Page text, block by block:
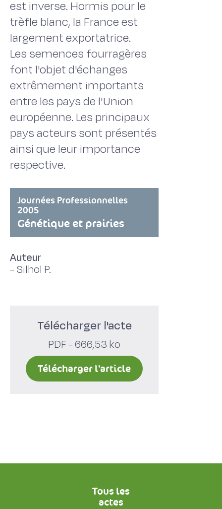
est inverse. Hormis pour le
trèfle blanc, la France est
largement exportatrice.
Les semences fourragères
font l'objet d'échanges
extrêmement importants
entre les pays de l'Union
européenne. Les principaux
pays acteurs sont présentés
ainsi que leur importance
respective.
Journées Professionnelles
2005
Génétique et prairies
Auteur
- Silhol P.
Télécharger l'acte
PDF - 666,53 ko
Télécharger l'article
Tous les
actes